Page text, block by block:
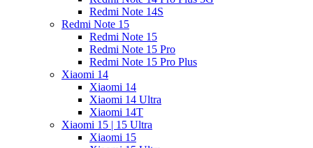
Redmi Note 14S
Redmi Note 15
Redmi Note 15
Redmi Note 15 Pro
Redmi Note 15 Pro Plus
Xiaomi 14
Xiaomi 14
Xiaomi 14 Ultra
Xiaomi 14T
Xiaomi 15 | 15 Ultra
Xiaomi 15